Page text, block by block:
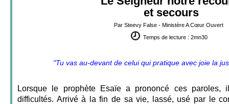
et secours
Par Steevy False - Ministère A Cœur Ouvert
🕗 Temps de lecture : 2mn30
"Tu vas au-devant de celui qui pratique avec joie la
Lorsque le prophète Esaïe a prononcé ces paroles,
difficultés. Arrivé à la fin de sa vie, lassé, usé par le